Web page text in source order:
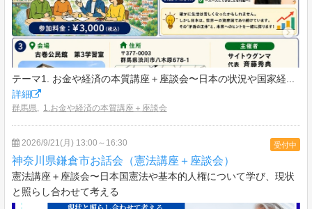
テーマ1. お金や経済の本質講座＋座談会〜日本の状況や国家経...
詳細
群馬県, 1.お金や経済の本質講座＋座談会
受付中
2026/9/21(月) 13:00～16:30
神奈川県鎌倉市お話会（憲法講座＋座談会）
憲法講座＋座談会〜日本国憲法や基本的人権について学び、現状
と照らし合わせて考える